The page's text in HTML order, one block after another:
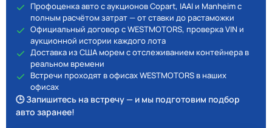
Профоценка авто с аукционов Copart, IAAI и Manheim с
полным расчётом затрат — от ставки до растаможки
Официальный договор с WESTMOTORS, проверка VIN и
аукционной истории каждого лота
Доставка из США морем с отслеживанием контейнера в
реальном времени
Встречи проходят в офисах WESTMOTORS в наших
офисах
🕒 Запишитесь на встречу — и мы подготовим подбор
авто заранее!